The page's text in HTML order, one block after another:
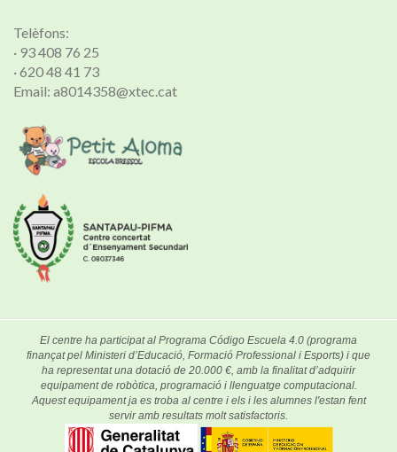
Telèfons:
· 93 408 76 25
· 620 48 41 73
Email: a8014358@xtec.cat
El centre ha participat al Programa Código Escuela 4.0 (programa
finançat pel Ministeri d’Educació, Formació Professional i Esports) i que
ha representat una dotació de 20.000 €, amb la finalitat d’adquirir
equipament de robòtica, programació i llenguatge computacional.
Aquest equipament ja es troba al centre i els i les alumnes l'estan fent
servir amb resultats molt satisfactoris.